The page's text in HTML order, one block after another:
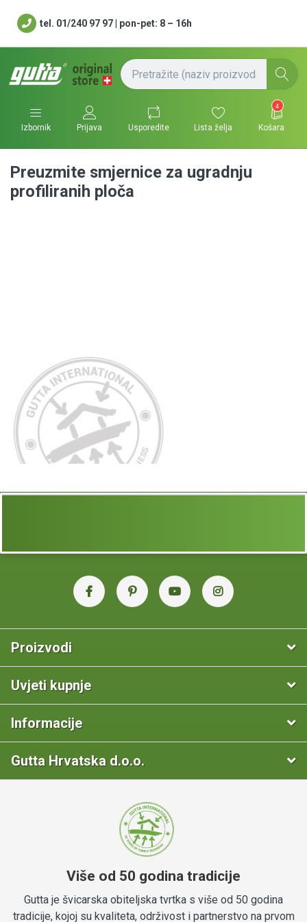
tel. 01/240 97 97 | pon-pet: 8 – 16h
Izbornik Prijava Usporedite Lista želja
4
Košara
Preuzmite smjernice za ugradnju
profiliranih ploča
Proizvodi
Uvjeti kupnje
Informacije
Gutta Hrvatska d.o.o.
Više od 50 godina tradicije
Gutta je švicarska obiteljska tvrtka s više od 50 godina
tradicije, kojoj su kvaliteta, održivost i partnerstvo na prvom